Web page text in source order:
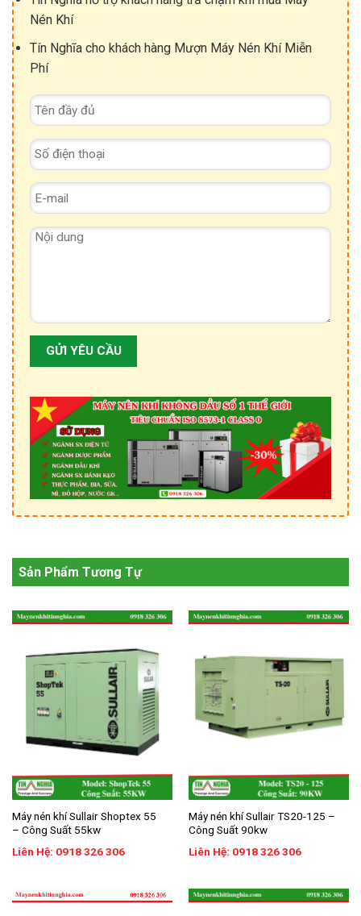
Nén Khí
Tín Nghĩa cho khách hàng Mượn Máy Nén Khí Miễn
Phí
Sản Phẩm Tương Tự
Máy nén khí Sullair Shoptex 55
– Công Suất 55kw
Liên Hệ: 0918 326 306
Máy nén khí Sullair TS20-125 –
Công Suất 90kw
Liên Hệ: 0918 326 306